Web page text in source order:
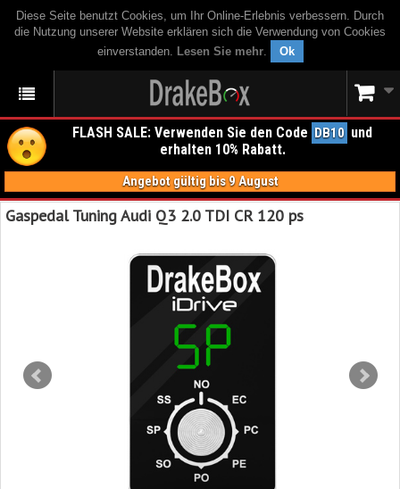
Diese Seite benutzt Cookies, um Ihr Online-Erlebnis verbessern. Durch
die Nutzung unserer Website erklären sich die Verwendung von Cookies
einverstanden. Lesen Sie mehr. Ok
FLASH SALE: Verwenden Sie den Code DB10 und
erhalten 10% Rabatt.
Angebot gültig bis 9 August
Gaspedal Tuning Audi Q3 2.0 TDI CR 120 ps